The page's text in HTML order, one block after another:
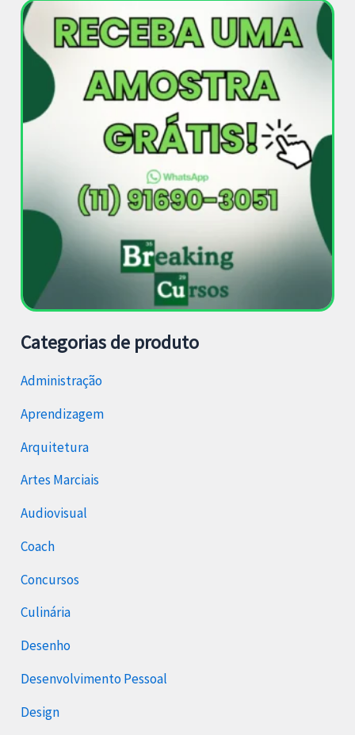
Categorias de produto
Administração
Aprendizagem
Arquitetura
Artes Marciais
Audiovisual
Coach
Concursos
Culinária
Desenho
Desenvolvimento Pessoal
Design